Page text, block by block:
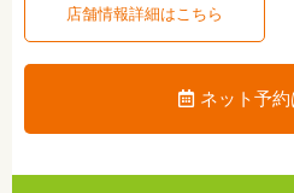
店舗情報詳細はこちら
ネット予